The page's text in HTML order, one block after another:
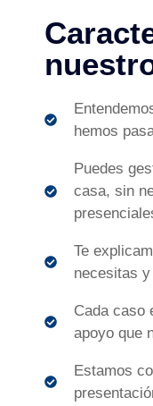
hemos
Puedes
casa, sin
Te
necesitas
Cada caso
apoyo que
Estamos